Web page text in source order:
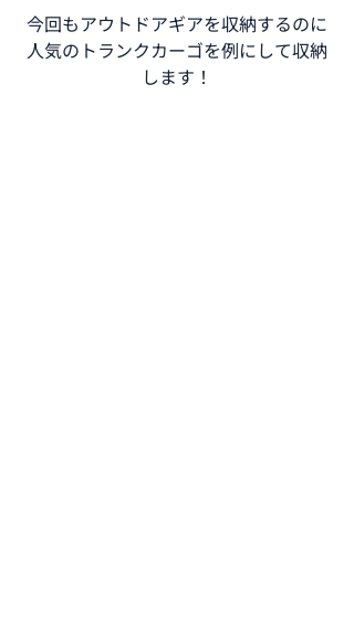
今回もアウトドアギアを収納するのに
人気のトランクカーゴを例にして収納
します！